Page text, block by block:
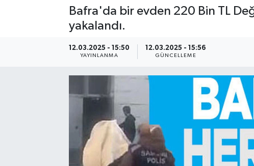
Bafra'da bir evden 220 Bin TL
yakalandı.
12.03.2025 - 15:50
YAYINLANMA
12.03.2025 - 15:56
GÜNCELLEME
Son Dakika Haberleri